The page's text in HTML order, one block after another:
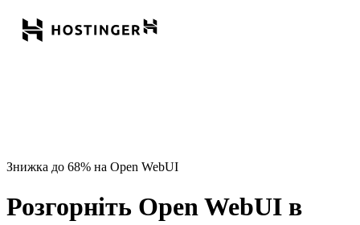
Знижка до 68% на Open WebUI
Розгорніть Open WebUI в